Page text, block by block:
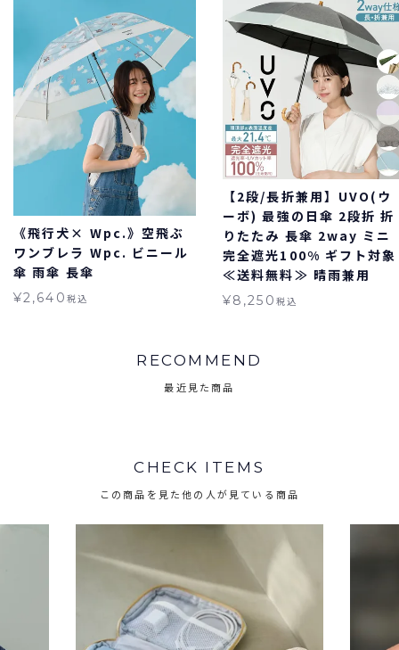
《飛行犬× Wpc.》空飛ぶ
ワンブレラ Wpc. ビニール
傘 雨傘 長傘
¥2,640 税込
【2段/長折兼用】UVO(ウ
ーボ) 最強の日傘 2段折 折
りたたみ 長傘 2way ミニ
完全遮光100% ギフト対象
≪送料無料≫ 晴雨兼用
¥8,250 税込
RECOMMEND
最近見た商品
CHECK ITEMS
この商品を見た他の人が見ている商品